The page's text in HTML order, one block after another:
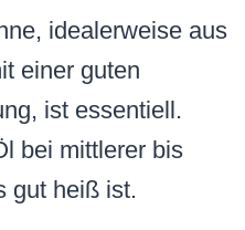
idealerweise aus
einer guten
ist essentiell.
bei mittlerer bis
gut heiß ist.